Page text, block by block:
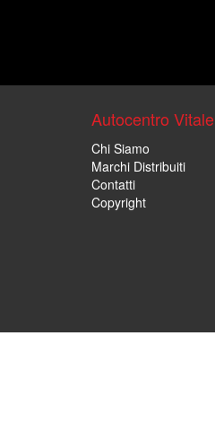
Autocentro Vitale
Chi Siamo
Marchi Distribuiti
Contatti
Copyright